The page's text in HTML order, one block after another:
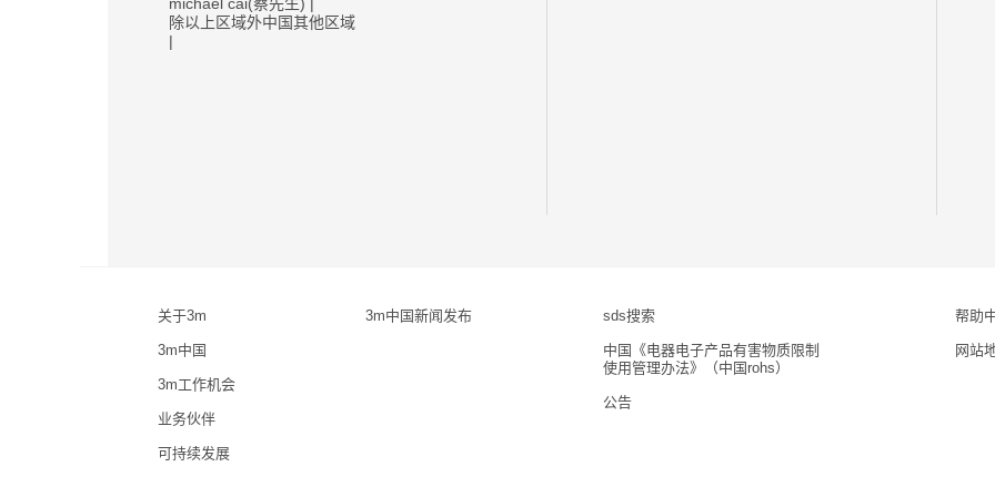
michael cai(蔡先生) |
除以上区域外中国其他区域
|
关于3m
3m中国
3m工作机会
业务伙伴
可持续发展
3m中国新闻发布 sds搜索
中国《电器电子产品有害物质限制
使用管理办法》（中国rohs）
公告
帮助
网站